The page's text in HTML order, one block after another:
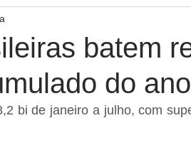
batem
do ano
bi de janeiro a julho, com